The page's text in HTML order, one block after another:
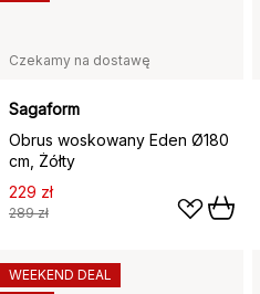
Czekamy na dostawę
Sagaform
Obrus woskowany Eden Ø180
cm, Żółty
229 zł
289 zł
WEEKEND DEAL